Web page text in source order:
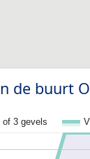
de buurt
of 3 gevels